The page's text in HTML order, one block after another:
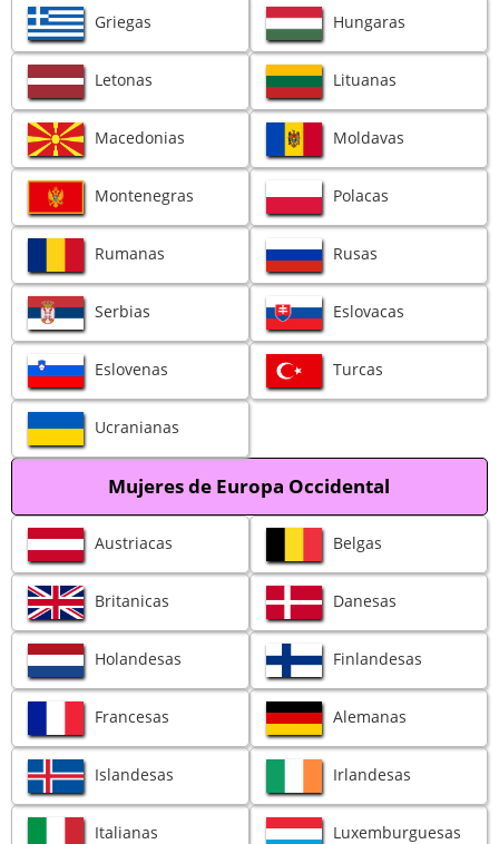
Griegas Hungaras
Letonas Lituanas
Macedonias Moldavas
Montenegras Polacas
Rumanas Rusas
Serbias Eslovacas
Eslovenas Turcas
Ucranianas
Mujeres de Europa Occidental
Austriacas Belgas
Britanicas Danesas
Holandesas Finlandesas
Francesas Alemanas
Islandesas Irlandesas
Italianas Luxemburguesas